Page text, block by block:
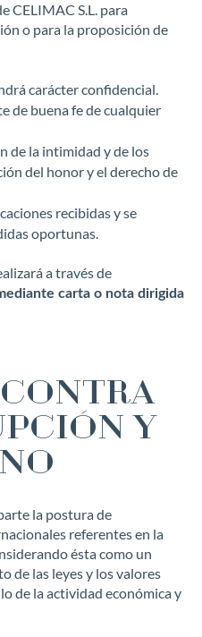
y condiciones
CELIMAC S.L. para
o para la proposición de
carácter confidencial.
de buena fe de cualquier
de la intimidad y de los
del honor y el derecho de
recibidas y se
oportunas.
a través de
carta o nota dirigida
Y
la postura de
referentes en la
ésta como un
de las leyes y los valores
de la actividad económica y